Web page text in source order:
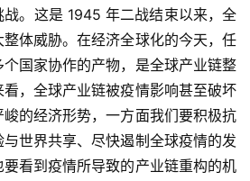
。这是 1945 年二战结束以来，全
体威胁。在经济全球化的今天，任
国家协作的产物，是全球产业链整
，全球产业链被疫情影响甚至破坏
的经济形势，一方面我们要积极抗
世界共享、尽快遏制全球疫情的发
看到疫情所导致的产业链重构的机